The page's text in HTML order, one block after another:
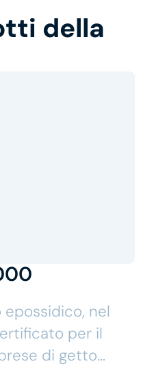
della
nel
per il
di getto